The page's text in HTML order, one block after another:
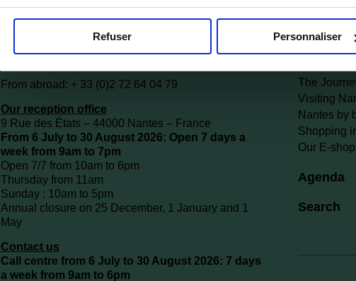
Refuser Personnaliser
From abroad: + 33 (0)2 72 64 04 79
Our reception office
9 Rue des États – 44000 Nantes – France
From 6 July to 30 August 2026: Open 7 days a
week from 9am to 7pm
Open 7/7 from 10am to 6pm
Thursday from 11am
Sunday : 10am to 5pm
Annual closure on 25 December, 1 January and 1
May
Contact us
Call centre from 6 July to 30 August 2026: 7 days
a week from 9am to 6pm
To do
The
Visiting
Nantes by
Shopping
Our E-shop
Agenda
Search